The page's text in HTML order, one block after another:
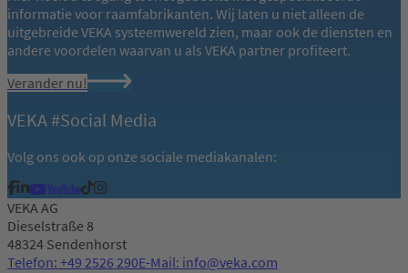
informatie voor raamfabrikanten. Wij laten u niet alleen de
uitgebreide VEKA systeemwereld zien, maar ook de diensten en
andere voordelen waarvan u als VEKA partner profiteert.
Verander nu!
VEKA #Social Media
Volg ons ook op onze sociale mediakanalen:
VEKA AG
Dieselstraße 8
48324 Sendenhorst
Telefon: +49 2526 290E-Mail: info@veka.com